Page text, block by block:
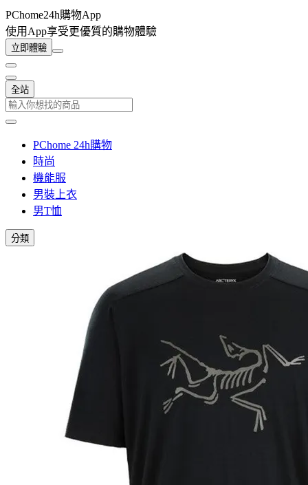
PChome24h購物App
使用App享受更優質的購物體驗
立即體驗
全站
PChome 24h購物
時尚
機能服
男裝上衣
男T恤
分類